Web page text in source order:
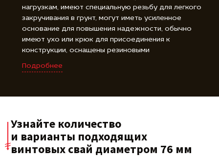
нагрузкам, имеют специальную резьбу для легкого
закручивания в грунт, могут иметь усиленное
основание для повышения надежности, обычно
имеют ухо или крюк для присоединения к
конструкции, оснащены резиновыми
амортизаторами или гайками для регулировки
высоты, оцинкованное покрытие защищает от
Подробнее
Узнайте количество
и варианты подходящих
винтовых свай диаметром 76 мм